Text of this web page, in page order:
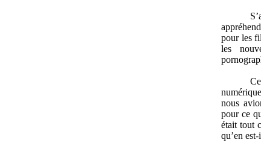
pour les
les
nous
pour ce
était tout
qu’en